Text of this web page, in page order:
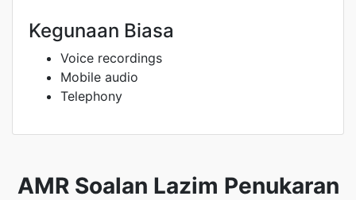
Kegunaan Biasa
Voice recordings
Mobile audio
Telephony
AMR Soalan Lazim Penukaran